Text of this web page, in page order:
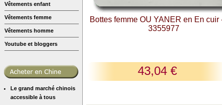
Vêtements enfant
Vêtements femme
Vêtements homme
Youtube et bloggers
Le grand marché chinois
accessible à tous
Bottes femme OU YANER en En cuir
3355977
43,04 €